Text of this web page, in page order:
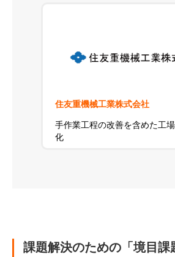
住友重機械工業株式会社
手作業工程の改善を含めた工
化
課題解決のための「境目課